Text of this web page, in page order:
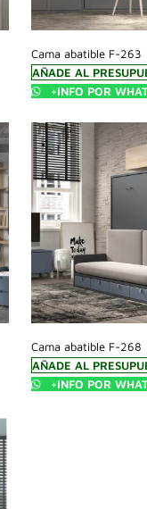
Cama abatible F-263
AÑADE AL
+INFO POR
Cama abatible F-268
AÑADE AL
+INFO POR